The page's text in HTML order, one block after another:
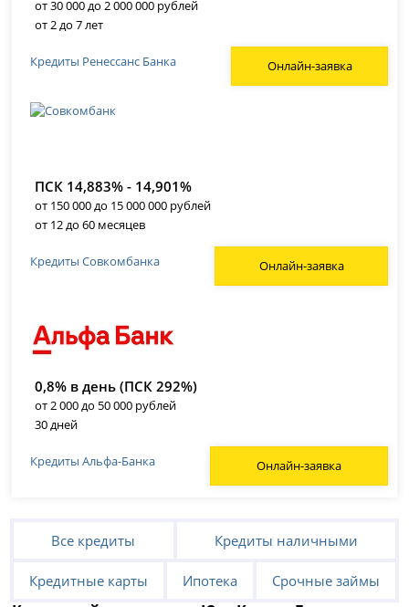
от 30 000 до 2 000 000 рублей
от 2 до 7 лет
Онлайн-заявка
Кредиты Ренессанс Банка
ПСК 14,883% - 14,901%
от 150 000 до 15 000 000 рублей
от 12 до 60 месяцев
Онлайн-заявка
Кредиты Совкомбанка
0,8% в день (ПСК 292%)
от 2 000 до 50 000 рублей
30 дней
Онлайн-заявка
Кредиты Альфа-Банка
Все кредиты Кредиты наличными
Кредитные карты Ипотека Срочные займы